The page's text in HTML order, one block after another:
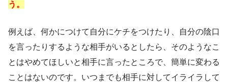
う。
例えば、何かにつけて自分にケチをつけたり、自分の陰口
を言ったりするような相手がいるとしたら、そのようなこ
とはやめてほしいと相手に言ったところで、簡単に変わる
ことはないのです。いつまでも相手に対してイライラして